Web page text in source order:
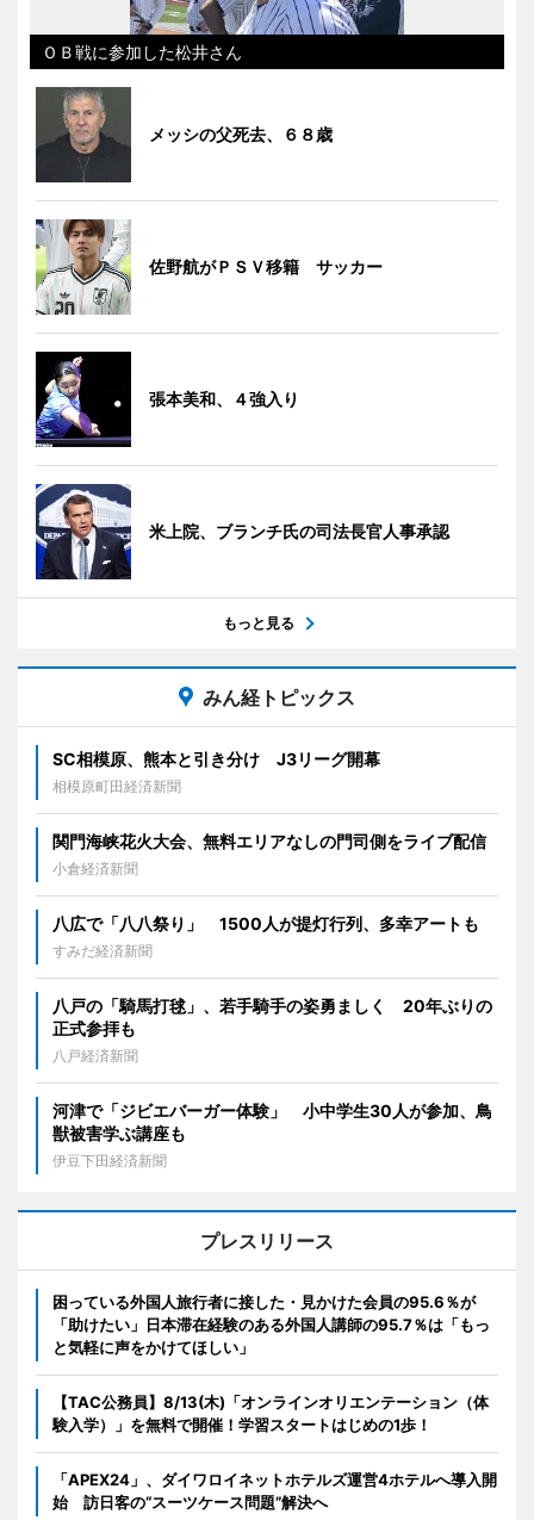
ＯＢ戦に参加した松井さん
メッシの父死去、６８歳
佐野航がＰＳＶ移籍 サッカー
張本美和、４強入り
米上院、ブランチ氏の司法長官人事承認
もっと見る
みん経トピックス
SC相模原、熊本と引き分け J3リーグ開幕
相模原町田経済新聞
関門海峡花火大会、無料エリアなしの門司側をライブ配信
小倉経済新聞
八広で「八八祭り」 1500人が提灯行列、多幸アートも
すみだ経済新聞
八戸の「騎馬打毬」、若手騎手の姿勇ましく 20年ぶりの
正式参拝も
八戸経済新聞
河津で「ジビエバーガー体験」 小中学生30人が参加、鳥
獣被害学ぶ講座も
伊豆下田経済新聞
プレスリリース
困っている外国人旅行者に接した・見かけた会員の95.6％が
「助けたい」日本滞在経験のある外国人講師の95.7％は「もっ
と気軽に声をかけてほしい」
【TAC公務員】8/13(木)「オンラインオリエンテーション（体
験入学）」を無料で開催！学習スタートはじめの1歩！
「APEX24」、ダイワロイネットホテルズ運営4ホテルへ導入開
始 訪日客の“スーツケース問題”解決へ